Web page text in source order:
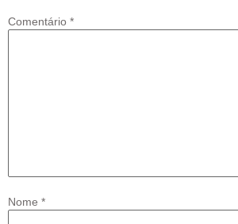
Comentário *
Nome *